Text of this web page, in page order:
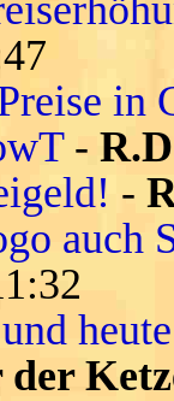
-
-
auch